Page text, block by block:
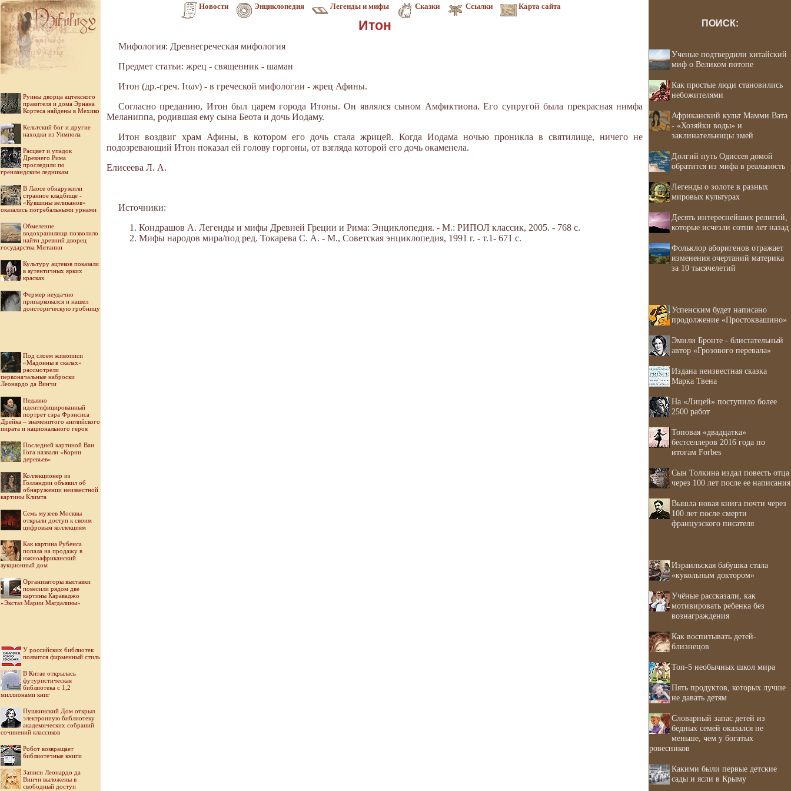
Новости Энциклопедия Легенды и мифы Сказки Ссылки Карта сайта
Руины дворца ацтекского
правителя и дома Эрнана
Кортеса найдены в Мехико
Кельтский бог и другие
находки из Уимпола
Расцвет и упадок
Древнего Рима
проследили по
гренландским ледникам
В Лаосе обнаружили
странное кладбище -
«Кувшины великанов»
оказались погребальными урнами
Обмеление
водохранилища позволило
найти древний дворец
государства Митанни
Культуру ацтеков показали
в аутентичных ярких
красках
Фермер неудачно
припарковался и нашел
доисторическую гробницу
Под слоем живописи
«Мадонны в скалах»
рассмотрели
первоначальные наброски
Леонардо да Винчи
Недавно
идентифицированный
портрет сэра Фрэнсиса
Дрейка – знаменитого английского
пирата и национального героя
Последней картиной Ван
Гога назвали «Корни
деревьев»
Коллекционер из
Голландии объявил об
обнаружении неизвестной
картины Климта
Семь музеев Москвы
открыли доступ к своим
цифровым коллекциям
Как картина Рубенса
попала на продажу в
южноафриканский
аукционный дом
Организаторы выставки
повесили рядом две
картины Караваджо
«Экстаз Марии Магдалины»
У российских библиотек
появится фирменный стиль
В Китае открылась
футуристическая
библиотека с 1,2
миллионами книг
Пушкинский Дом открыл
электронную библиотеку
академических собраний
сочинений классиков
Робот возвращает
библиотечные книги
Записи Леонардо да
Винчи выложены в
свободный доступ
Итон
Мифология: Древнегреческая мифология
Предмет статьи: жрец - священник - шаман
Итон (др.-греч. Ιτων) - в греческой мифологии - жрец Афины.
Согласно преданию, Итон был царем города Итоны. Он являлся сыном Амфиктиона. Его супругой была прекрасная нимфа
Меланиппа, родившая ему сына Беота и дочь Иодаму.
Итон воздвиг храм Афины, в котором его дочь стала жрицей. Когда Иодама ночью проникла в святилище, ничего не
подозревающий Итон показал ей го­лову горгоны, от взгляда которой его дочь окаменела.
Елисеева Л. А.
Источники:
Кондрашов А. Легенды и мифы Древней Греции и Рима: Энциклопедия. - М.: РИПОЛ классик, 2005. - 768 с.
Мифы народов мира/под ред. Токарева С. А. - М., Советская энциклопедия, 1991 г. - т.1- 671 с.
ПОИСК:
Ученые подтвердили китайский
миф о Великом потопе
Как простые люди становились
небожителями
Африканский культ Мамми Вата
- «Хозяйки воды» и
заклинательницы змей
Долгий путь Одиссея домой
обратится из мифа в реальность
Легенды о золоте в разных
мировых культурах
Десять интереснейших религий,
которые исчезли сотни лет назад
Фольклор аборигенов отражает
изменения очертаний материка
за 10 тысячелетий
Успенским будет написано
продолжение «Простоквашино»
Эмили Бронте - блистательный
автор «Грозового перевала»
Издана неизвестная сказка
Марка Твена
На «Лицей» поступило более
2500 работ
Топовая «двадцатка»
бестселлеров 2016 года по
итогам Forbes
Сын Толкина издал повесть отца
через 100 лет после ее написания
Вышла новая книга почти через
100 лет после смерти
французского писателя
Израильская бабушка стала
«кукольным доктором»
Учёные рассказали, как
мотивировать ребенка без
вознаграждения
Как воспитывать детей-
близнецов
Топ-5 необычных школ мира
Пять продуктов, которых лучше
не давать детям
Словарный запас детей из
бедных семей оказался не
меньше, чем у богатых
ровесников
Какими были первые детские
сады и ясли в Крыму